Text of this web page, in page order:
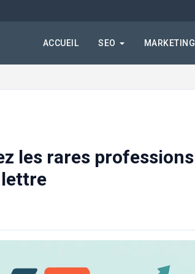
ACCUEIL SEO MARKETING
les rares professions